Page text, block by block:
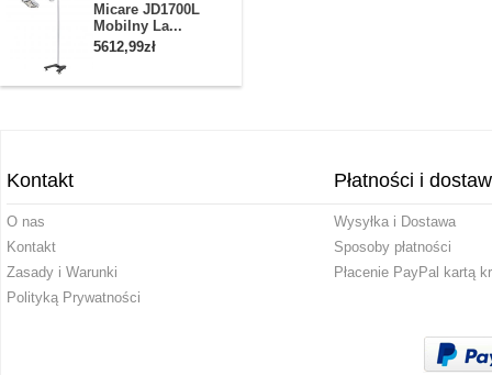
Micare JD1700L
Mobilny La...
5612,99zł
Kontakt
O nas
Kontakt
Zasady i Warunki
Polityką Prywatności
Płatności i
Wysyłka i Dostawa
Sposoby płatności
Płacenie PayPal kartą